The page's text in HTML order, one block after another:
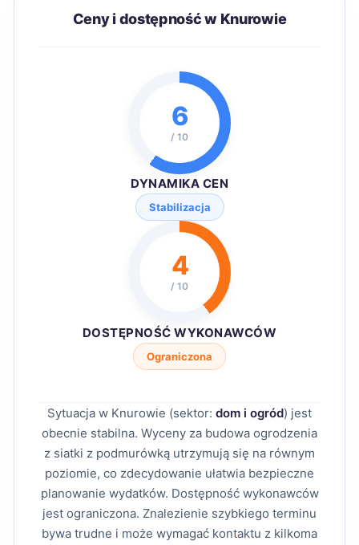
Ceny i dostępność w Knurowie
6
/ 10
DYNAMIKA CEN
Stabilizacja
4
/ 10
DOSTĘPNOŚĆ WYKONAWCÓW
Ograniczona
Sytuacja w Knurowie (sektor: dom i ogród) jest
obecnie stabilna. Wyceny za budowa ogrodzenia
z siatki z podmurówką utrzymują się na równym
poziomie, co zdecydowanie ułatwia bezpieczne
planowanie wydatków. Dostępność wykonawców
jest ograniczona. Znalezienie szybkiego terminu
bywa trudne i może wymagać kontaktu z kilkoma